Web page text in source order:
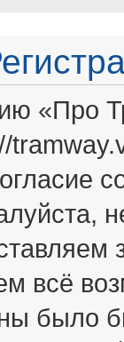
«Про
всё
было